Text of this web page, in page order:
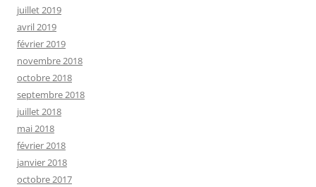
juillet 2019
avril 2019
février 2019
novembre 2018
octobre 2018
septembre 2018
juillet 2018
mai 2018
février 2018
janvier 2018
octobre 2017